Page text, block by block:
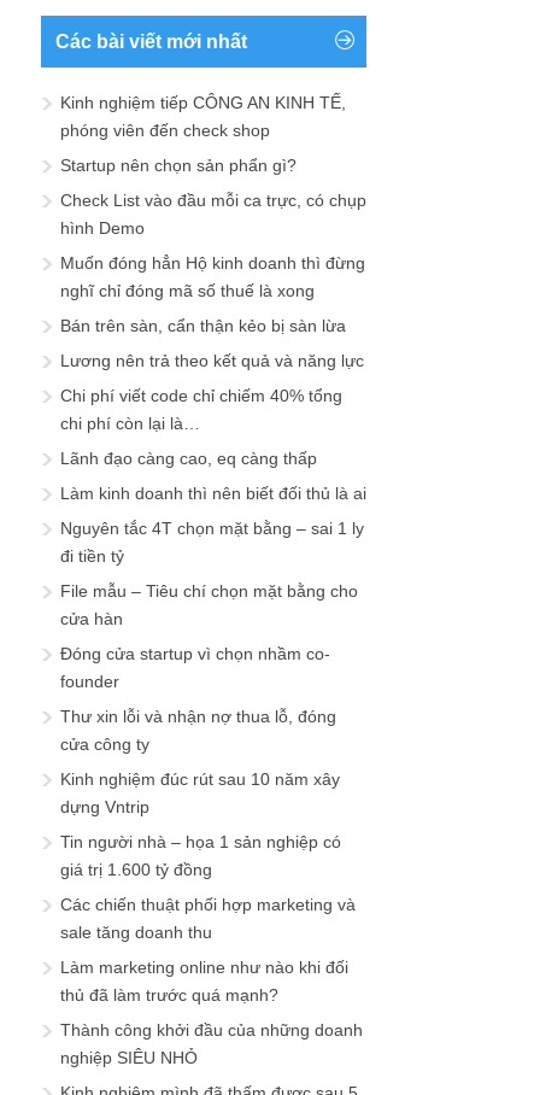
Các bài viết mới nhất
Kinh nghiệm tiếp CÔNG AN KINH TẾ,
phóng viên đến check shop
Startup nên chọn sản phẩn gì?
Check List vào đầu mỗi ca trực, có chụp
hình Demo
Muốn đóng hẳn Hộ kinh doanh thì đừng
nghĩ chỉ đóng mã số thuế là xong
Bán trên sàn, cẩn thận kẻo bị sàn lừa
Lương nên trả theo kết quả và năng lực
Chi phí viết code chỉ chiếm 40% tổng
chi phí còn lại là…
Lãnh đạo càng cao, eq càng thấp
Làm kinh doanh thì nên biết đối thủ là ai
Nguyên tắc 4T chọn mặt bằng – sai 1 ly
đi tiền tỷ
File mẫu – Tiêu chí chọn mặt bằng cho
cửa hàn
Đóng cửa startup vì chọn nhầm co-
founder
Thư xin lỗi và nhận nợ thua lỗ, đóng
cửa công ty
Kinh nghiệm đúc rút sau 10 năm xây
dựng Vntrip
Tin người nhà – họa 1 sản nghiệp có
giá trị 1.600 tỷ đồng
Các chiến thuật phối hợp marketing và
sale tăng doanh thu
Làm marketing online như nào khi đối
thủ đã làm trước quá mạnh?
Thành công khởi đầu của những doanh
nghiệp SIÊU NHỎ